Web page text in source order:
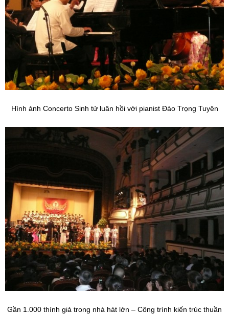
Hình ảnh Concerto Sinh tử luân hồi với pianist Đào Trọng Tuyên
Gần 1.000 thính giả trong nhà hát lớn – Công trình kiến trúc thuần